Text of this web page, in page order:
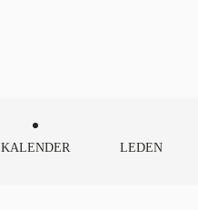
KALENDER LEDEN